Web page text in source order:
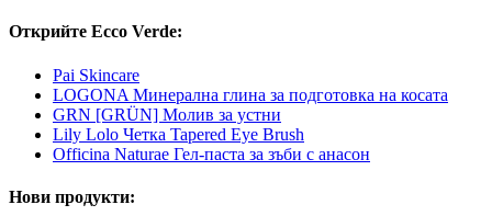
Открийте Ecco Verde:
Pai Skincare
LOGONA Минерална глина за подготовка на косата
GRN [GRÜN] Молив за устни
Lily Lolo Четка Tapered Eye Brush
Officina Naturae Гел-паста за зъби с анасон
Нови продукти: